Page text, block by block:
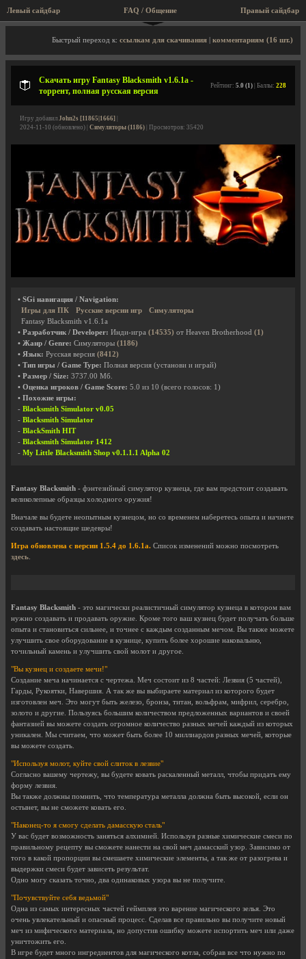
Левый сайдбар Правый сайдбар
FAQ / Общение
Описание игры, торрент, скриншоты, видео
Быстрый переход к: ссылкам для скачивания комментариям (16 шт.)
Скачать игру Fantasy Blacksmith v1.6.1a -
торрент, полная русская версия
Рейтинг: 5.0 (1) | Баллы: 228
Игру добавил John2s [11865|1666]
2024-11-10 (обновлено) | Симуляторы (1186) | Просмотров: 35420
• SGi навигация / Navigation:
Игры для ПК
Русские версии игр
Симуляторы
Fantasy Blacksmith v1.6.1a
• Разработчик / Developer: Инди-игра (14535) от Heaven Brotherhood (1)
• Жанр / Genre: Симуляторы (1186)
• Язык: Русская версия (8412)
• Тип игры / Game Type: Полная версия (установи и играй)
• Размер / Size: 3737.00 Мб.
• Оценка игроков / Game Score: 5.0 из 10 (всего голосов: 1)
• Похожие игры:
- Blacksmith Simulator v0.05
- Blacksmith Simulator
- BlackSmith HIT
- Blacksmith Simulator 1412
- My Little Blacksmith Shop v0.1.1.1 Alpha 02
Fantasy Blacksmith - фэнтезийный симулятор кузнеца, где вам предстоит создавать
великолепные образцы холодного оружия!
Вначале вы будете неопытным кузнецом, но со временем наберетесь опыта и начнете
создавать настоящие шедевры!
Игра обновлена с версии 1.5.4 до 1.6.1a. Список изменений можно посмотреть
здесь.
Fantasy Blacksmith - это магически реалистичный симулятор кузнеца в котором вам
нужно создавать и продавать оружие. Кроме того ваш кузнец будет получать больше
опыта и становиться сильнее, и точнее с каждым созданным мечом. Вы также можете
улучшить свое оборудование в кузнице, купить более хорошие наковальню,
точильный камень и улучшить свой молот и другое.
"Вы кузнец и создаете мечи!"
Создание меча начинается с чертежа. Меч состоит из 8 частей: Лезвия (5 частей),
Гарды, Рукоятки, Навершия. А так же вы выбираете материал из которого будет
изготовлен меч. Это могут быть железо, бронза, титан, вольфрам, мифрил, серебро,
золото и другие. Пользуясь большим количеством предложенных вариантов и своей
фантазией вы можете создать огромное количество разных мечей каждый из которых
уникален. Мы считаем, что может быть более 10 миллиардов разных мечей, которые
вы можете создать.
"Используя молот, куйте свой слиток в лезвие"
Согласно вашему чертежу, вы будете ковать раскаленный металл, чтобы придать ему
форму лезвия.
Вы также должны помнить, что температура металла должна быть высокой, если он
остынет, вы не сможете ковать его.
"Наконец-то я смогу сделать дамасскую сталь"
У вас будет возможность заняться алхимией. Используя разные химические смеси по
правильному рецепту вы сможете нанести на свой меч дамасский узор. Зависимо от
того в какой пропорции вы смешаете химические элементы, а так же от разогрева и
выдержки смеси будет зависеть результат.
Одно могу сказать точно, два одинаковых узора вы не получите.
"Почувствуйте себя ведьмой"
Одна из самых интересных частей геймплея это варение магического зелья. Это
очень увлекательный и опасный процесс. Сделав все правильно вы получите новый
меч из мифического материала, но допустив ошибку можете испортить меч или даже
уничтожить его.
В игре будет много ингредиентов для магического котла, собрав все что нужно по